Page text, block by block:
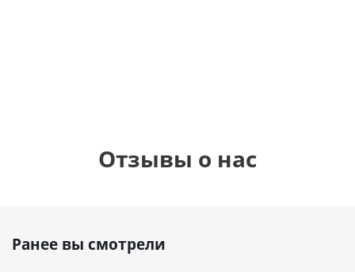
Отзывы о нас
Ранее вы смотрели